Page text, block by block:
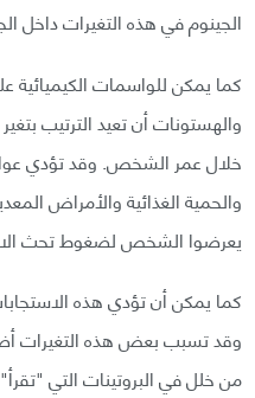
الجينوم في هذه التغيرات داخل
والهستونات أن تعيد الترتيب
خلال عمر الشخص. وقد تؤدي
والحمية الغذائية والأمراض
يعرضوا الشخص لضغوط تحث
كما يمكن أن تؤدي هذه
وقد تسبب بعض هذه التغيرات
من خلل في البروتينات التي